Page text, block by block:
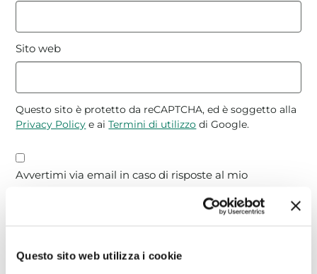
Questo sito web utilizza i cookie
Sito web
Questo sito è protetto da reCAPTCHA, ed è soggetto alla
Privacy Policy e aiTermini di utilizzo di Google.
Avvertimi via email in caso di risposte al mio
articolo.